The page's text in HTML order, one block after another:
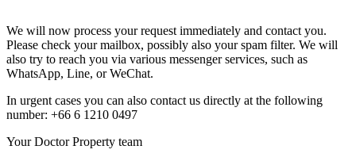
We will now process your request immediately and contact you.
Please check your mailbox, possibly also your spam filter. We will
also try to reach you via various messenger services, such as
WhatsApp, Line, or WeChat.
In urgent cases you can also contact us directly at the following
number: +66 6 1210 0497
Your Doctor Property team